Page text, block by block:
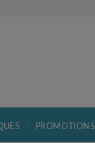
PROMOTIONS